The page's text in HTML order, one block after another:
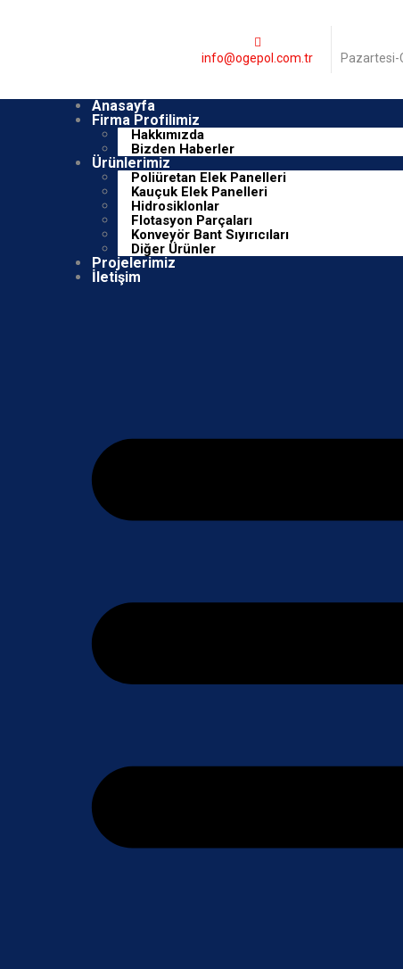
info@ogepol.com.tr Pazartesi-
Anasayfa
Firma Profilimiz
Hakkımızda
Bizden Haberler
Ürünlerimiz
Poliüretan Elek Panelleri
Kauçuk Elek Panelleri
Hidrosiklonlar
Flotasyon Parçaları
Konveyör Bant Sıyırıcıları
Diğer Ürünler
Projelerimiz
İletişim